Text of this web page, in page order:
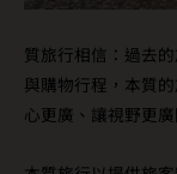
質旅行相信：過去
與購物行程，本質
心更廣、讓視野更